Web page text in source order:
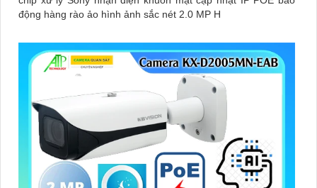
động hàng rào ảo hình ảnh sắc nét 2.0 MP H